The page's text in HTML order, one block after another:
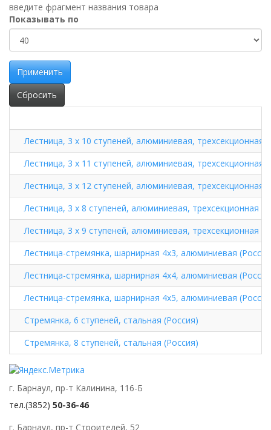
введите фрагмент названия товара
Показывать по
Применить
Сбросить
Лестница, 3 х 10 ступеней, алюминиевая, трехсекционная
Лестница, 3 х 11 ступеней, алюминиевая, трехсекционная
Лестница, 3 х 12 ступеней, алюминиевая, трехсекционная
Лестница, 3 х 8 ступеней, алюминиевая, трехсекционная
Лестница, 3 х 9 ступеней, алюминиевая, трехсекционная
Лестница-стремянка, шарнирная 4х3, алюминиевая
Лестница-стремянка, шарнирная 4х4, алюминиевая
Лестница-стремянка, шарнирная 4х5, алюминиевая
Стремянка, 6 ступеней, стальная (Россия)
Стремянка, 8 ступеней, стальная (Россия)
г. Барнаул, пр-т Калинина, 116-Б
тел.(3852) 50-36-46
г. Барнаул, пр-т Строителей, 52